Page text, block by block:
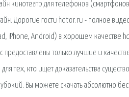
кинотеатр для телефонов
Дорогие гости hqtor.ru - полное
iPhone, Android) в хорошем качестве
предоставлены только лучшие и
тех, кто ищет доказательства
Вы можете скачать абсолютно